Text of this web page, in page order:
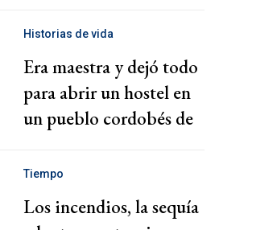
Historias de vida
Era maestra y dejó todo
para abrir un hostel en
un pueblo cordobés de
Tiempo
Los incendios, la sequía